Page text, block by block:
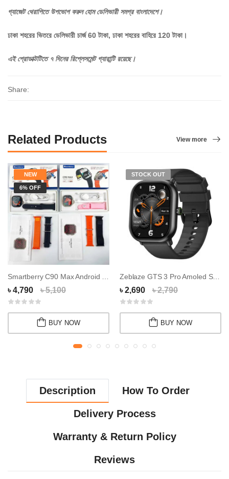
গ্যাজেট থেরাপিতে উপভোগ করুন হোম ডেলিভারী সমগ্র বাংলাদেশে।
ঢাকা শহরের ভিতরে ডেলিভারী চার্জ 60 টাকা, ঢাকা শহরের বাহিরে 120 টাকা।
এই প্রোডাক্টটিতে ৭ দিনের রিপ্লেসমেন্ট গ্যারান্টি রয়েছে।
Share:
Related Products View more
NEW
6% OFF
৳ 4,790 ৳ 5,100
BUY NOW
STOCK OUT
Zeblaze GTS 3 Pro Amoled Smart Watch
৳ 2,690 ৳ 2,790
BUY NOW
Description How To Order
Delivery Process
Warranty & Return Policy
Reviews